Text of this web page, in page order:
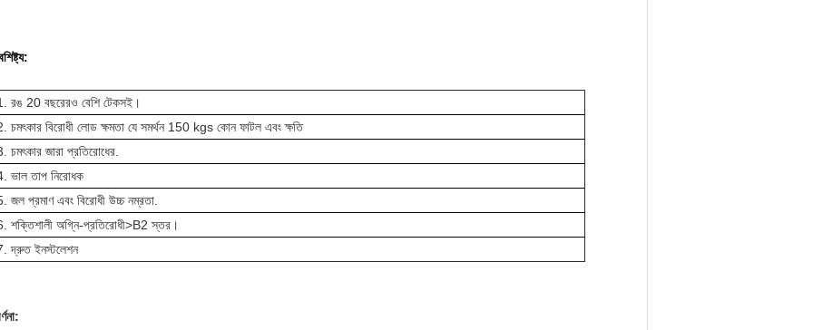
রঙ 20 বছরেরও বেশি টেকসই।
চমৎকার বিরোধী লোড ক্ষমতা যে সমর্থন 150 kgs কোন ফাটল এবং ক্ষতি
চমৎকার জারা প্রতিরোধের.
ভাল তাপ নিরোধক
জল প্রমাণ এবং বিরোধী উচ্চ নম্রতা.
শক্তিশালী অগ্নি-প্রতিরোধী>B2 স্তর।
দ্রুত ইনস্টলেশন